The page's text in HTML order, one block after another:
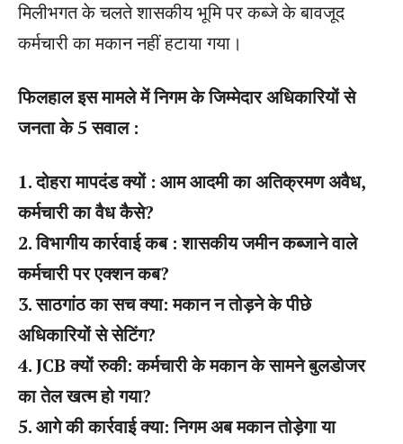
मिलीभगत के चलते शासकीय भूमि पर कब्जे के बावजूद
कर्मचारी का मकान नहीं हटाया गया।
फिलहाल इस मामले में निगम के जिम्मेदार अधिकारियों से
जनता के 5 सवाल :
1. दोहरा मापदंड क्यों : आम आदमी का अतिक्रमण अवैध,
कर्मचारी का वैध कैसे?
2. विभागीय कार्रवाई कब : शासकीय जमीन कब्जाने वाले
कर्मचारी पर एक्शन कब?
3. साठगांठ का सच क्या: मकान न तोड़ने के पीछे
अधिकारियों से सेटिंग?
4. JCB क्यों रुकी: कर्मचारी के मकान के सामने बुलडोजर
का तेल खत्म हो गया?
5. आगे की कार्रवाई क्या: निगम अब मकान तोड़ेगा या